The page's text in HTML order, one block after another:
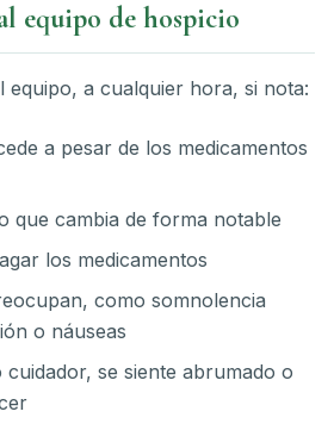
equipo de hospicio
equipo, a cualquier hora, si nota:
a pesar de los medicamentos
que cambia de forma notable
los medicamentos
como somnolencia
o náuseas
cuidador, se siente abrumado o